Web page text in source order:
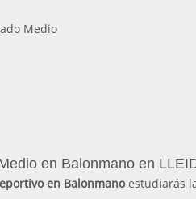
Medio
en Balonmano en
en Balonmanoestudiarás